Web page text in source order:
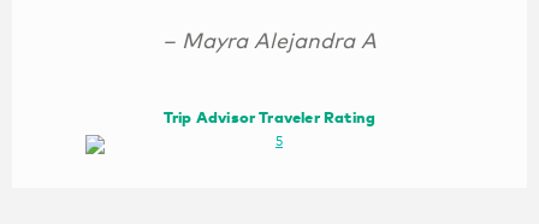
– Mayra Alejandra A
Trip Advisor Traveler Rating